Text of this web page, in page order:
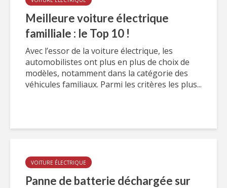
Meilleure voiture électrique
familliale : le Top 10 !
Avec l’essor de la voiture électrique, les
automobilistes ont plus en plus de choix de
modèles, notamment dans la catégorie des
véhicules familiaux. Parmi les critères les plus...
VOITURE ÉLECTRIQUE
Panne de batterie déchargée sur